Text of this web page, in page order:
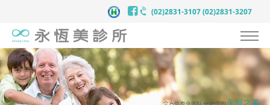
(02)2831-3107(02)2831-3207
认识永恒美
抗衰老预防医学